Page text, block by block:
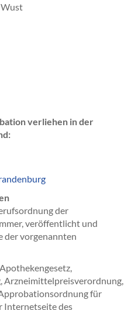
verliehen in der
der
veröffentlicht und
der vorgenannten
Arzneimittelpreisverordnung,
für
Internetseite des